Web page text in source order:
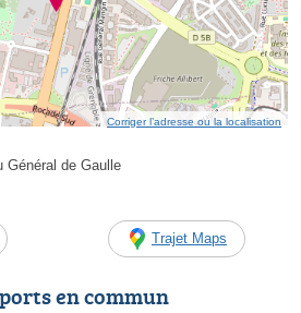
Corriger l’adresse ou la localisation
Général de Gaulle
Trajet Maps
en commun